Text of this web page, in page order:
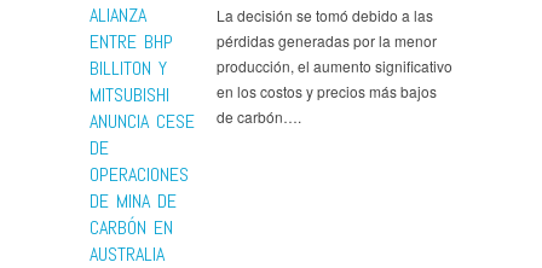
ALIANZA
ENTRE BHP
BILLITON Y
MITSUBISHI
ANUNCIA CESE
DE
OPERACIONES
DE MINA DE
CARBÓN EN
AUSTRALIA
La decisión se tomó debido a las
pérdidas generadas por la menor
producción, el aumento significativo
en los costos y precios más bajos
de carbón….